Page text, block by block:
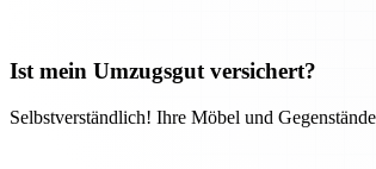
Ist mein Umzugsgut versichert?
Selbstverständlich! Ihre Möbel und